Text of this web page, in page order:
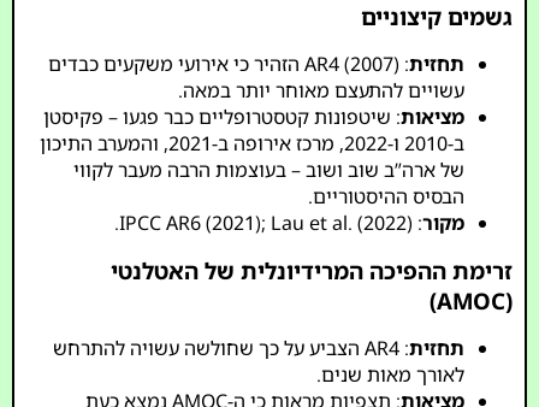
גשמים קיצוניים
תחזית
: AR4 (2007) הזהיר כי אירועי משקעים כבדים
עשויים להתעצם מאוחר יותר במאה.
מציאות: שיטפונות קטסטרופליים כבר פגעו – פקיסטן
ב-2010 ו-2022, מרכז אירופה ב-2021, והמערב התיכון
של ארה”ב שוב ושוב – בעוצמות הרבה מעבר לקווי
הבסיס ההיסטוריים.
מקור: IPCC AR6 (2021); Lau et al. (2022).
זרימת ההפיכה המרידיונלית של האטלנטי
(AMOC)
תחזית
: AR4 הצביע על כך שחולשה עשויה להתרחש
לאורך מאות שנים.
מציאות
: תצפיות מראות כי ה-AMOC נמצא כעת